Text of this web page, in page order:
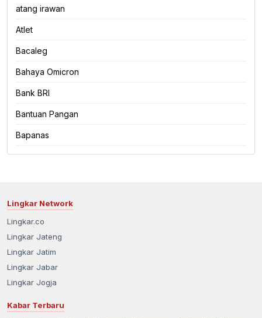
atang irawan
Atlet
Bacaleg
Bahaya Omicron
Bank BRI
Bantuan Pangan
Bapanas
Lingkar Network
Lingkar.co
Lingkar Jateng
Lingkar Jatim
Lingkar Jabar
Lingkar Jogja
Kabar Terbaru